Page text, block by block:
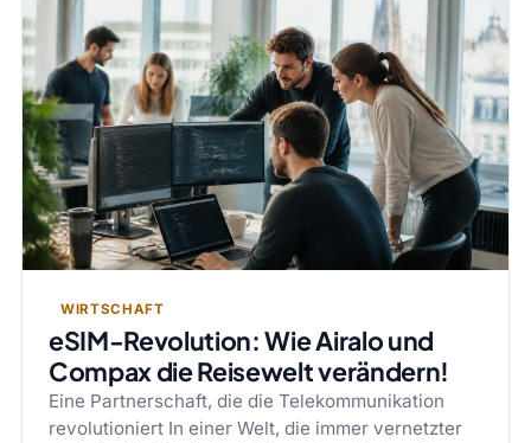
WIRTSCHAFT
eSIM-Revolution: Wie Airalo und
Compax die Reisewelt verändern!
Eine Partnerschaft, die die Telekommunikation
revolutioniert In einer Welt, die immer vernetzter